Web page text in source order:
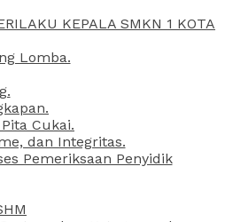
KEPALA SMKN 1 KOTA
Lomba.
Cukai.
dan Integritas.
Pemeriksaan Penyidik